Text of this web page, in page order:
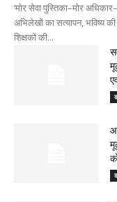
‘मोर सेवा पुस्तिका–मोर
अभिलेखों का सत्यापन, भविष्य
शिक्षकों की...